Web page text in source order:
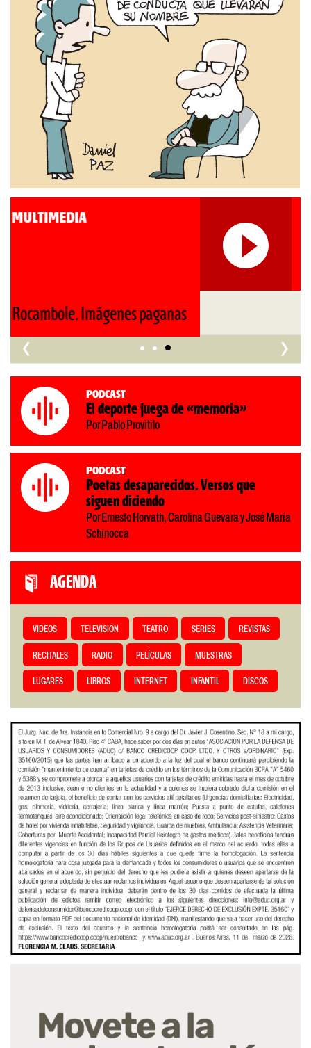
Roberto Pompa. «La reforma
nos retrocede al siglo XIX»
‹ ›
Podcast
El deporte juega de «memoria»
Por Pablo Provitilo
Podcast
Poetas desaparecidos. Versos que
siguen diciendo
Por Ernesto Horvath, Carolina Guevara y José María
Schinocca
AGENDA
VIDEOS TELEVISIÓN TEATRO SERIES REVISTAS
RECITALES RADIO PELÍCULAS MUESTRAS
LUGARES LIBROS INTERNET INFANTIL DISCOS